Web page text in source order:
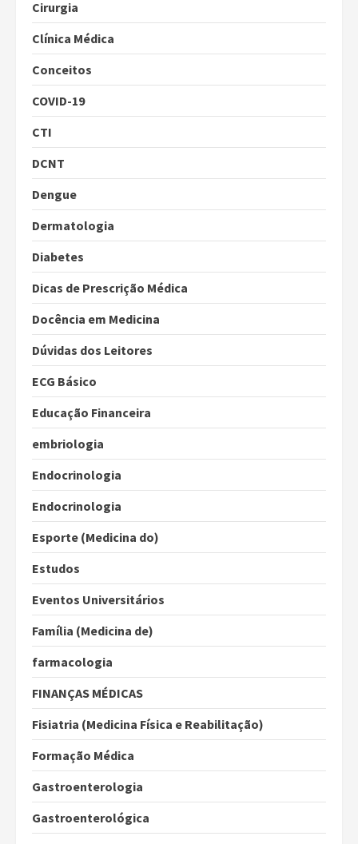
Cirurgia
Clínica Médica
Conceitos
COVID-19
CTI
DCNT
Dengue
Dermatologia
Diabetes
Dicas de Prescrição Médica
Docência em Medicina
Dúvidas dos Leitores
ECG Básico
Educação Financeira
embriologia
Endocrinologia
Endocrinologia
Esporte (Medicina do)
Estudos
Eventos Universitários
Família (Medicina de)
farmacologia
FINANÇAS MÉDICAS
Fisiatria (Medicina Física e Reabilitação)
Formação Médica
Gastroenterologia
Gastroenterológica